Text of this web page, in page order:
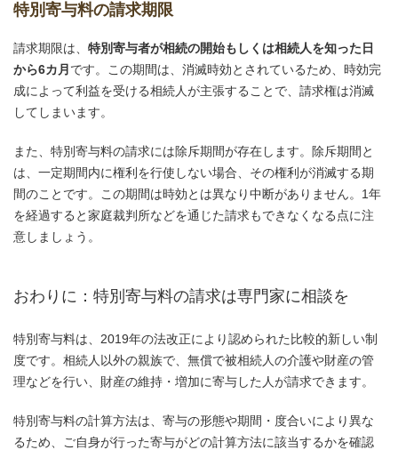
特別寄与料の請求期限
請求期限は、 特別寄与者が相続の開始もしくは相続人を知った日
から6カ月 です。この期間は、消滅時効とされているため、時効完
成によって利益を受ける相続人が主張することで、請求権は消滅
してしまいます。
また、特別寄与料の請求には除斥期間が存在します。除斥期間と
は、一定期間内に権利を行使しない場合、その権利が消滅する期
間のことです。この期間は時効とは異なり中断がありません。1年
を経過すると家庭裁判所などを通じた請求もできなくなる点に注
意しましょう。
おわりに：特別寄与料の請求は専門家に相談を
特別寄与料は、2019年の法改正により認められた比較的新しい制
度です。相続人以外の親族で、無償で被相続人の介護や財産の管
理などを行い、財産の維持・増加に寄与した人が請求できます。
特別寄与料の計算方法は、寄与の形態や期間・度合いにより異な
るため、ご自身が行った寄与がどの計算方法に該当するかを確認